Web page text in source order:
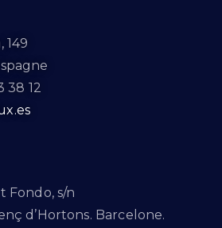
149
38 12
Fondo, s/n
d’Hortons. Barcelone.